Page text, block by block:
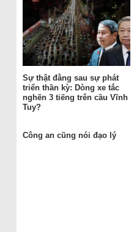
Sự thật đằng sau sự phát
triển thần kỳ: Dòng xe tắc
nghẽn 3 tiếng trên cầu Vĩnh
Tuy?
Công an cũng nói đạo lý